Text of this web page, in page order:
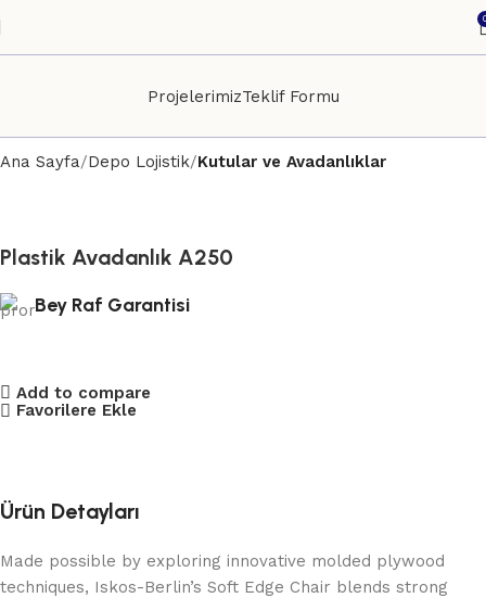
ProjelerimizTeklif Formu
Ana Sayfa Depo Lojistik Kutular ve Avadanlıklar
Plastik Avadanlık A250
Bey Raf Garantisi
Add to compare
Favorilere Ekle
Ürün Detayları
Made possible by exploring innovative molded plywood
techniques, Iskos-Berlin’s Soft Edge Chair blends strong